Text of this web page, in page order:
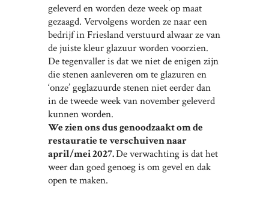
geleverd en worden deze week op maat
gezaagd. Vervolgens worden ze naar een
bedrijf in Friesland verstuurd alwaar ze van
de juiste kleur glazuur worden voorzien.
De tegenvaller is dat we niet de enigen zijn
die stenen aanleveren om te glazuren en
‘onze’ geglazuurde stenen niet eerder dan
in de tweede week van november geleverd
kunnen worden.
We zien ons dus genoodzaakt om de
restauratie te verschuiven naar
april/mei 2027.De verwachting is dat het
weer dan goed genoeg is om gevel en dak
open te maken.